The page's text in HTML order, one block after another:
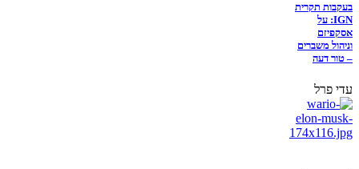
בעקבות תקרית
IGN: על
אסקפיזם
וניהול משברים
– טור דעה
עדי פרל